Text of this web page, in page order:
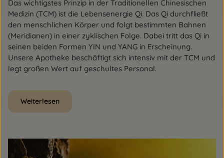
Das wichtigstes Prinzip in der Traditionellen Chinesischen
Medizin (TCM) ist die Lebensenergie Qi. Das Qi durchfließt
den menschlichen Körper und folgt bestimmten Bahnen
(Meridianen) in einer zyklischen Folge. Dabei tritt das Qi in
seinen beiden Formen YIN und YANG in Erscheinung.
Unsere Apotheke beschäftigt sich intensiv mit der TCM und
legt großen Wert auf geschultes Personal.
Weiterlesen